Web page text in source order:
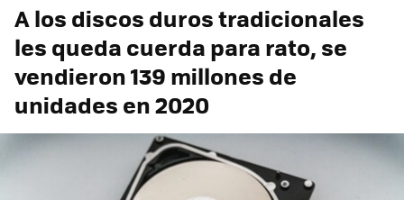
A los discos duros tradicionales
les queda cuerda para rato, se
vendieron 139 millones de
unidades en 2020